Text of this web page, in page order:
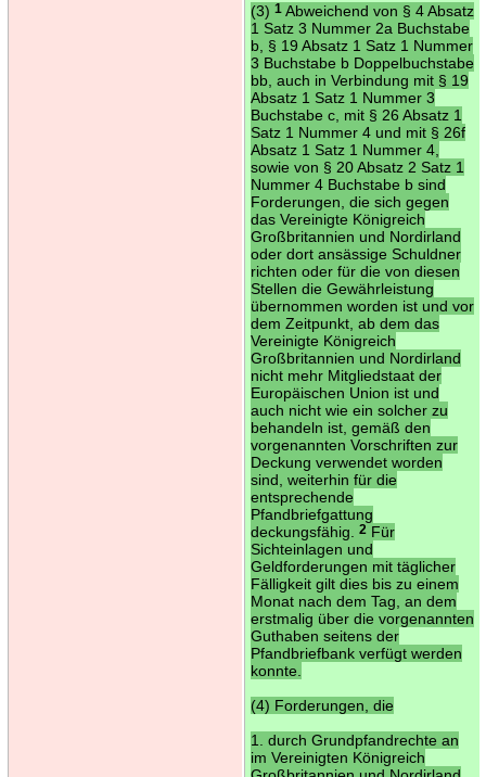
(3) 1Abweichend von § 4 Absatz
1 Satz 3 Nummer 2a Buchstabe
b, § 19 Absatz 1 Satz 1 Nummer
3 Buchstabe b Doppelbuchstabe
bb, auch in Verbindung mit § 19
Absatz 1 Satz 1 Nummer 3
Buchstabe c, mit § 26 Absatz 1
Satz 1 Nummer 4 und mit § 26f
Absatz 1 Satz 1 Nummer 4,
sowie von § 20 Absatz 2 Satz 1
Nummer 4 Buchstabe b sind
Forderungen, die sich gegen
das Vereinigte Königreich
Großbritannien und Nordirland
oder dort ansässige Schuldner
richten oder für die von diesen
Stellen die Gewährleistung
übernommen worden ist und vor
dem Zeitpunkt, ab dem das
Vereinigte Königreich
Großbritannien und Nordirland
nicht mehr Mitgliedstaat der
Europäischen Union ist und
auch nicht wie ein solcher zu
behandeln ist, gemäß den
vorgenannten Vorschriften zur
Deckung verwendet worden
sind, weiterhin für die
entsprechende
Pfandbriefgattung
deckungsfähig.
2Für
Sichteinlagen und
Geldforderungen mit täglicher
Fälligkeit gilt dies bis zu einem
Monat nach dem Tag, an dem
erstmalig über die vorgenannten
Guthaben seitens der
Pfandbriefbank verfügt werden
konnte.
(4) Forderungen, die
1. durch Grundpfandrechte an
im Vereinigten Königreich